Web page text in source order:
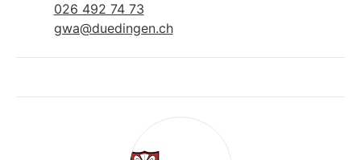
026 492 74 73
gwa@duedingen.ch